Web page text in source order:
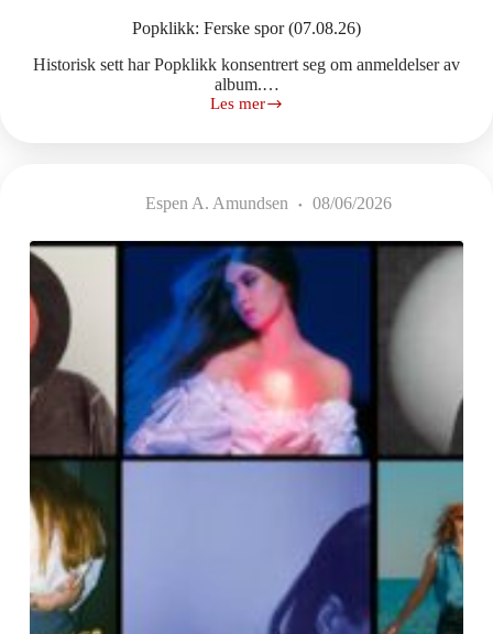
Popklikk: Ferske spor (07.08.26)
Historisk sett har Popklikk konsentrert seg om anmeldelser av
album.…
Les mer
Popklikk:
Espen A. Amundsen 08/06/2026